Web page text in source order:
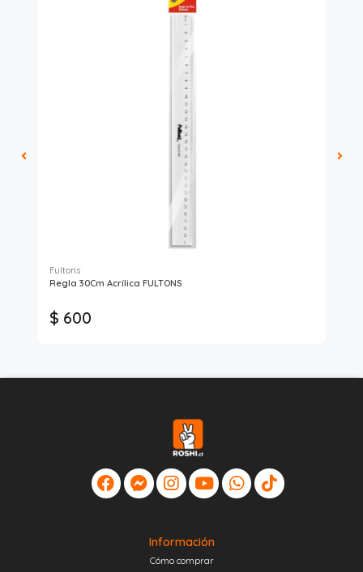
Fultons
Regla 30Cm Acrílica FULTONS
$ 600
Información
Cómo comprar